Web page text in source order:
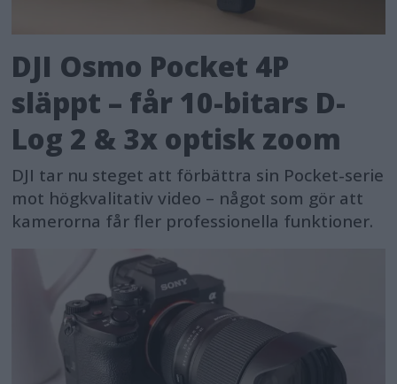
DJI Osmo Pocket 4P
släppt – får 10-bitars D-
Log 2 & 3x optisk zoom
DJI tar nu steget att förbättra sin Pocket-serie
mot högkvalitativ video – något som gör att
kamerorna får fler professionella funktioner.